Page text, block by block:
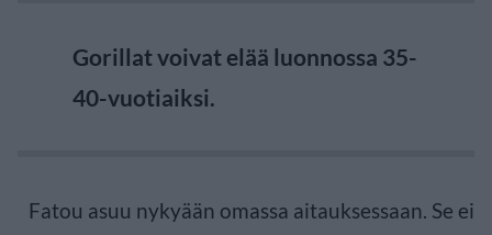
Gorillat voivat elää luonnossa 35-
40-vuotiaiksi.
Fatou asuu nykyään omassa aitauksessaan. Se ei